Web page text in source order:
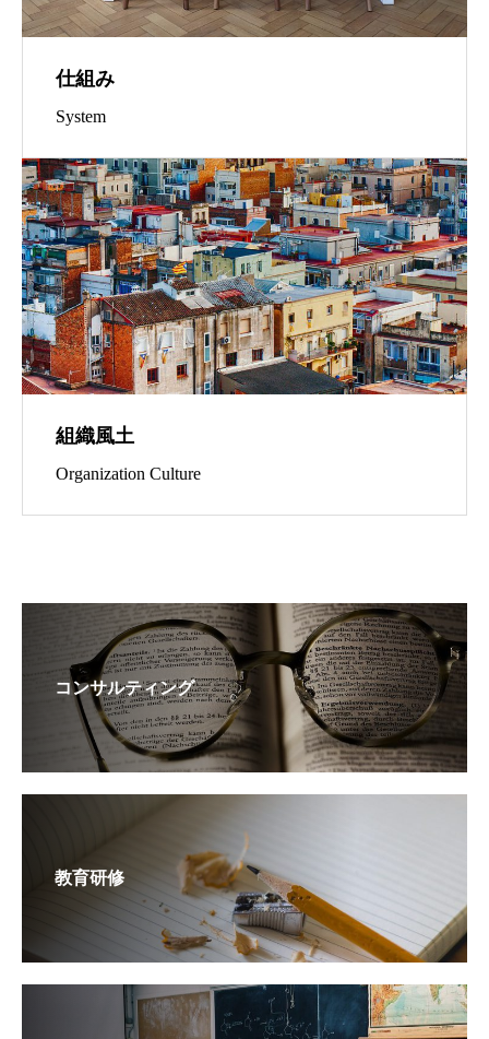
仕組み
System
組織風土
Organization Culture
コンサルティング
教育研修